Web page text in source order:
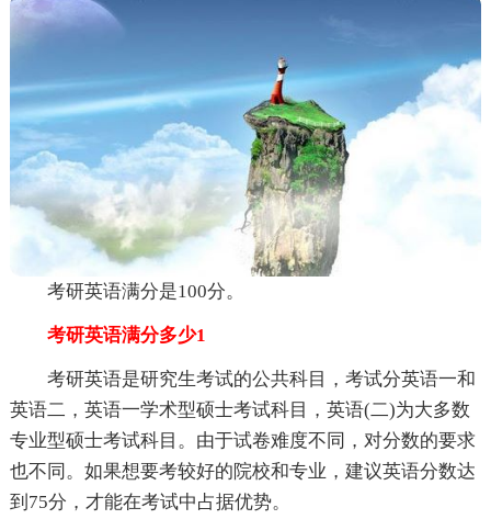
考研英语满分是100分。
考研英语满分多少1
考研英语是研究生考试的公共科目，考试分英语一和
英语二，英语一学术型硕士考试科目，英语(二)为大多数
专业型硕士考试科目。由于试卷难度不同，对分数的要求
也不同。如果想要考较好的院校和专业，建议英语分数达
到75分，才能在考试中占据优势。